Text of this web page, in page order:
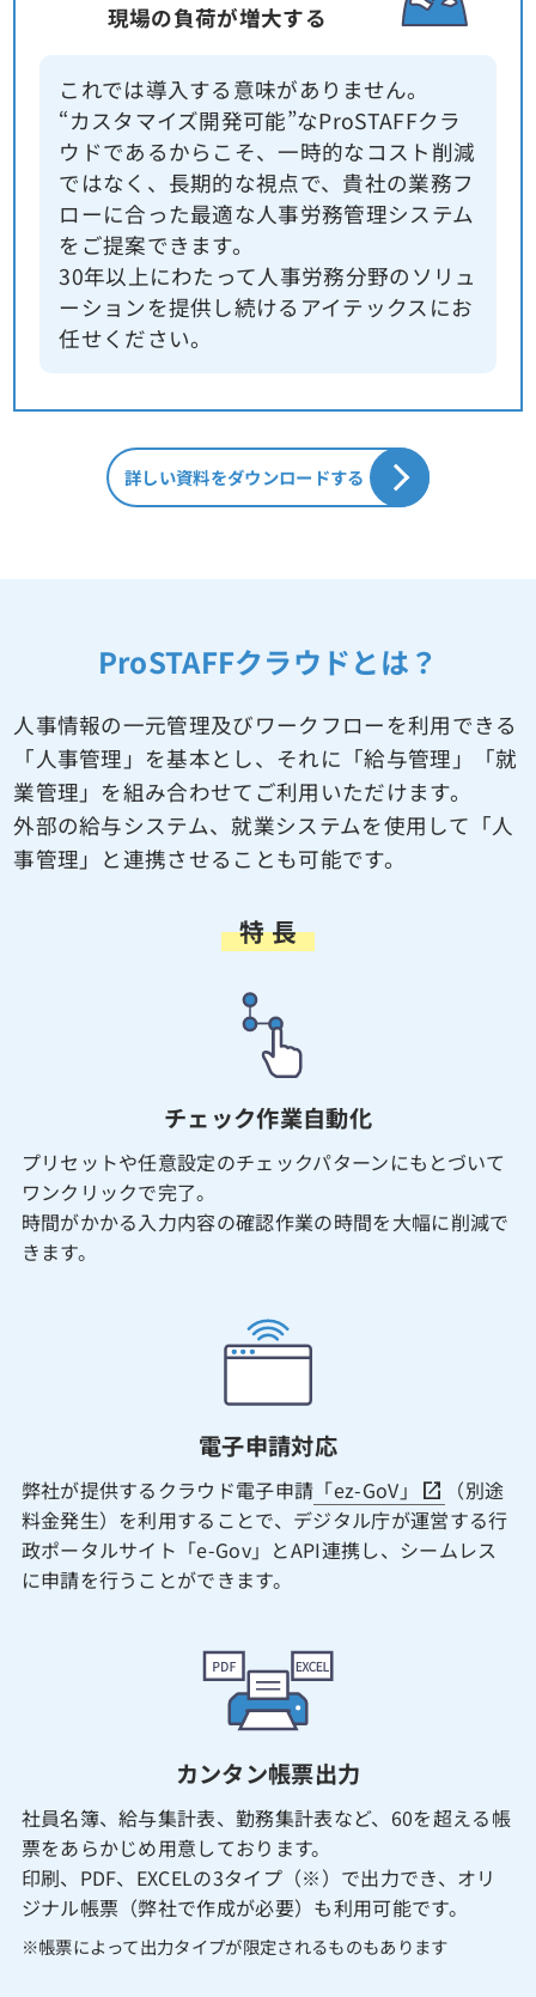
現場の負荷が増大する
これでは導入する意味がありません。
“カスタマイズ開発可能”なProSTAFFクラ
ウドであるからこそ、一時的なコスト削減
ではなく、長期的な視点で、貴社の業務フ
ローに合った最適な人事労務管理システム
をご提案できます。
30年以上にわたって人事労務分野のソリュ
ーションを提供し続けるアイテックスにお
任せください。
詳しい資料をダウンロードする
ProSTAFFクラウドとは？
人事情報の一元管理及びワークフローを利用できる
「人事管理」を基本とし、 それに「給与管理」「就
業管理」を組み合わせてご利用いただけます。
外部の給与システム、就業システムを使用して「人
事管理」と連携させることも可能です。
特 長
チェック作業自動化
プリセットや任意設定のチェックパターンにもとづいて
ワンクリックで完了。
時間がかかる入力内容の確認作業の時間を大幅に削減で
きます。
電子申請対応
弊社が提供するクラウド電子申請 「ez-GoV」
（別途
料金発生）を利用することで、デジタル庁が運営する行
政ポータルサイト「e-Gov」とAPI連携し、シームレス
に申請を行うことができます。
カンタン帳票出力
社員名簿、給与集計表、勤務集計表など、60を超える帳
票をあらかじめ用意しております。
印刷、PDF、EXCELの3タイプ（※）で出力でき、オリ
ジナル帳票（弊社で作成が必要）も利用可能です。
※帳票によって出力タイプが限定されるものもあります